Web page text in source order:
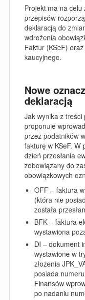
Projekt ma na
przepisów
deklaracją do
wdrożenia
Faktur (KSeF)
kaucyjnego.
Nowe
deklaracją
Jak wynika z
proponuje
przez podatników
fakturę w KSeF. W
dzień przesłania
zobowiązany do
obowiązkowych
OFF – faktura
(która nie
została
BFK – faktura
wystawiona
DI – dokument
wystawione w
złożenia
posiada
Finansów
po nadaniu